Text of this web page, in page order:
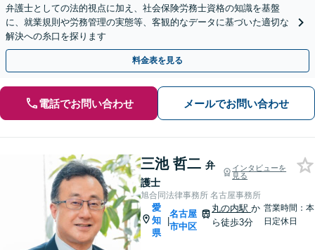
弁護士としての法的視点に加え、社会保険労務士資格の知識を基盤
に、就業規則や労務管理の実態等、客観的なデータに基づいた適切な
解決への糸口を探ります
料金表を見る
電話でお問い合わせ メールでお問い合わせ
三池 哲二 弁
護士
インタビューを
見る
旭合同法律事務所 名古屋事務所
愛
知
県
|
名古屋
市中区
丸の内駅か
ら徒歩3分
営業時間：本
日定休日